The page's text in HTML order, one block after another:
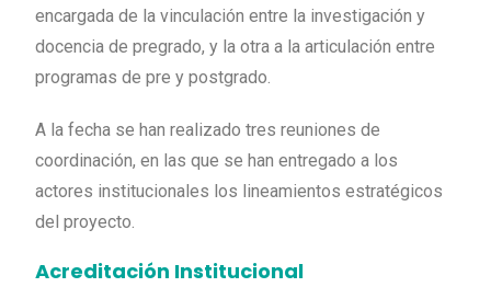
encargada de la vinculación entre la investigación y
docencia de pregrado, y la otra a la articulación entre
programas de pre y postgrado.
A la fecha se han realizado tres reuniones de
coordinación, en las que se han entregado a los
actores institucionales los lineamientos estratégicos
del proyecto.
Acreditación Institucional